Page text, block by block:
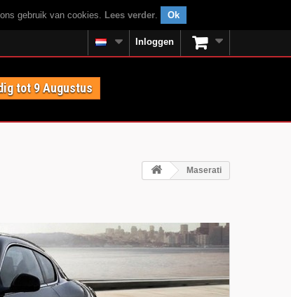
gebruik van cookies. Lees verder. Ok
Inloggen
tot 9 Augustus
Maserati